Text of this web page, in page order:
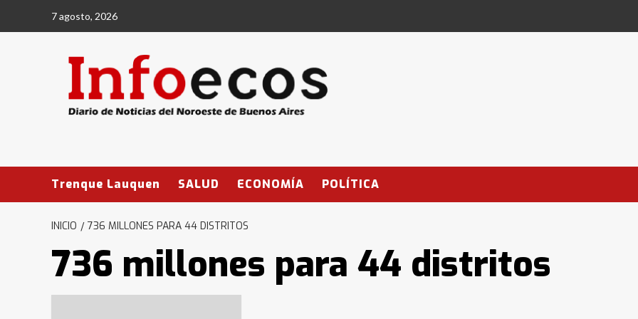
7 agosto, 2026
Trenque Lauquen SALUD ECONOMÍA POLÍTICA
INICIO 736 MILLONES PARA 44 DISTRITOS
736 millones para 44 distritos